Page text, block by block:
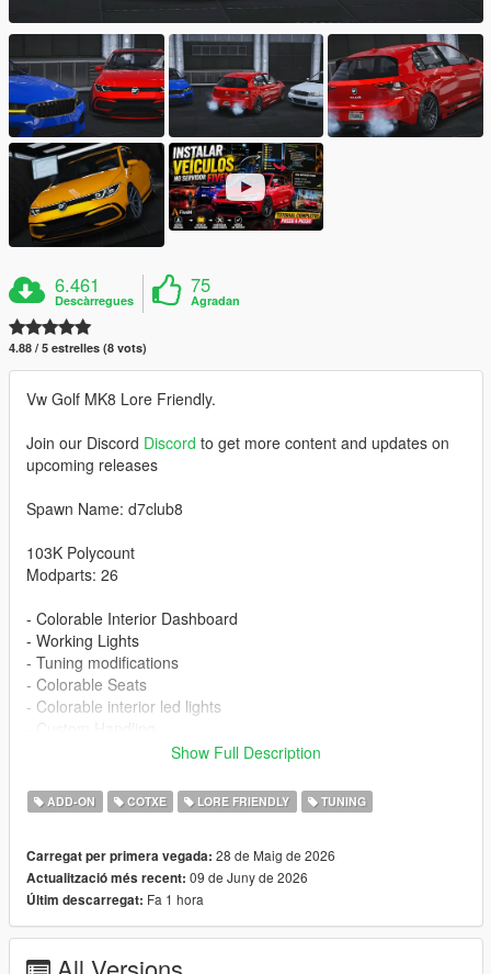
6.461
Descàrregues
75
Agradan
4.88 / 5 estrelles (8 vots)
Vw Golf MK8 Lore Friendly.
Join our Discord Discord to get more content and updates on
upcoming releases
Spawn Name: d7club8
103K Polycount
Modparts: 26
- Colorable Interior Dashboard
- Working Lights
- Tuning modifications
- Colorable Seats
- Colorable interior led lights
Installation:
2. Add this line -> dlcpacks:/d7club8/ to the dlclist.xml
Changelog
1.1 - New Stock Wheels And Wheels color id fix
Show Full Description
ADD-ON COTXE LORE FRIENDLY TUNING
Carregat per primera vegada: 28 de Maig de 2026
Actualització més recent: 09 de Juny de 2026
Últim descarregat: Fa 1 hora